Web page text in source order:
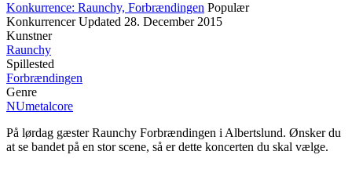
Konkurrence: Raunchy, Forbrændingen Populær
Konkurrencer Updated 28. December 2015
Kunstner
Raunchy
Spillested
Forbrænd­ingen
Genre
NUmetalcore
På lørdag gæster Raunchy Forbrændingen i Albertslund. Ønsker du
at se bandet på en stor scene, så er dette koncerten du skal vælge.